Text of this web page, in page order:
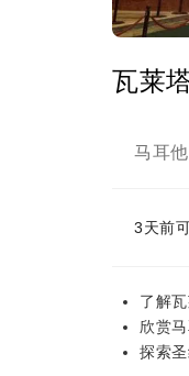
瓦莱
马耳他
3天前
了解
欣赏
探索